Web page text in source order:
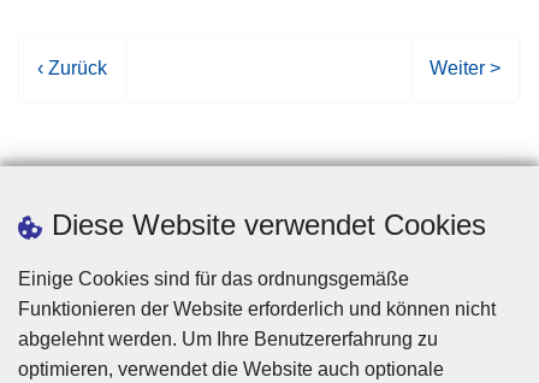
Diese Website verwendet Cookies
Einige Cookies sind für das ordnungsgemäße
Funktionieren der Website erforderlich und können nicht
abgelehnt werden. Um Ihre Benutzererfahrung zu
optimieren, verwendet die Website auch optionale
V
h
g
e
S
e
‹ Zurück
N
h
t
e
i
t
Weiter >